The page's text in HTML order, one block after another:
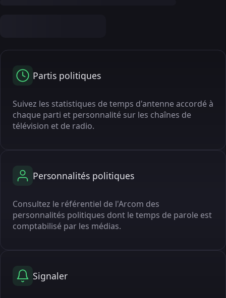
Partis politiques
Suivez les statistiques de temps d'antenne accordé à
chaque parti et personnalité sur les chaînes de
télévision et de radio.
Personnalités politiques
Consultez le référentiel de l'Arcom des
personnalités politiques dont le temps de parole est
comptabilisé par les médias.
Signaler